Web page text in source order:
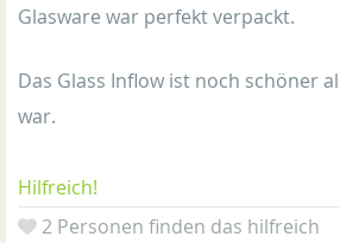
Glasware war perfekt verpackt.
Das Glass Inflow ist noch schöner
war.
Hilfreich!
2 Personen finden das hilfreich